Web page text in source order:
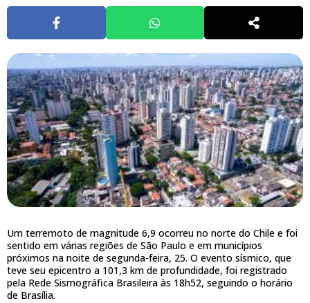
Um terremoto de magnitude 6,9 ocorreu no norte do Chile e foi
sentido em várias regiões de São Paulo e em municípios
próximos na noite de segunda-feira, 25. O evento sísmico, que
teve seu epicentro a 101,3 km de profundidade, foi registrado
pela Rede Sismográfica Brasileira às 18h52, seguindo o horário
de Brasília.